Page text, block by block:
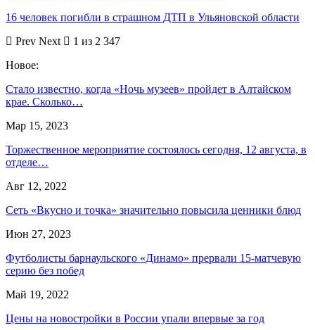
16 человек погибли в страшном ДТП в Ульяновской области
Prev Next
1 из 2 347
Новое:
Стало известно, когда «Ночь музеев» пройдет в Алтайском
крае. Сколько…
Мар 15, 2023
Торжественное мероприятие состоялось сегодня, 12 августа, в
отделе…
Авг 12, 2022
Сеть «Вкусно и точка» значительно повысила ценники блюд
Июн 27, 2023
Футболисты барнаульского «Динамо» прервали 15-матчевую
серию без побед
Май 19, 2022
Цены на новостройки в России упали впервые за год